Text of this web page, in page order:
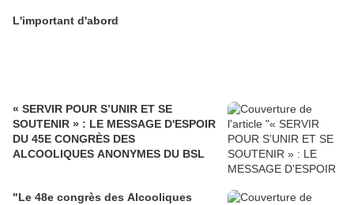
L'important d'abord
« SERVIR POUR S’UNIR ET SE
SOUTENIR » : LE MESSAGE D'ESPOIR
DU 45E CONGRÈS DES
ALCOOLIQUES ANONYMES DU BSL
"Le 48e congrès des Alcooliques